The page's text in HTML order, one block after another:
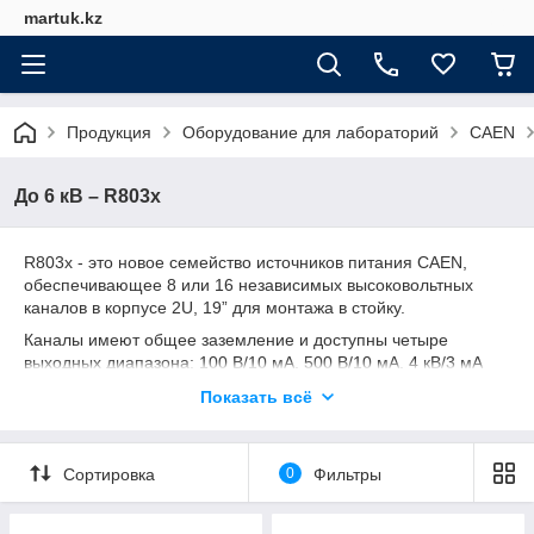
martuk.kz
Продукция Оборудование для лабораторий CAEN
До 6 кВ – R803x
R803x - это новое семейство источников питания CAEN,
обеспечивающее 8 или 16 независимых высоковольтных
каналов в корпусе 2U, 19” для монтажа в стойку.
Каналы имеют общее заземление и доступны четыре
выходных диапазона: 100 В/10 мА, 500 В/10 мА, 4 кВ/3 мА
отрицательной выходной полярностью. Также доступна
смешанная версия с 4/8 положительными и 4/8
отрицательными каналами.
Показать всё
Сортировка 0 Фильтры